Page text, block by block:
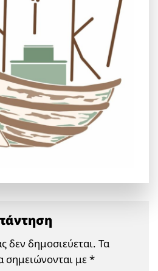
δεν δημοσιεύεται. Τα
σημειώνονται με*